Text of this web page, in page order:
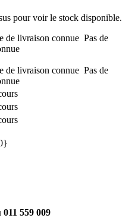
pour voir le stock disponible.
de livraison connue Pas de
de livraison connue Pas de
559 009